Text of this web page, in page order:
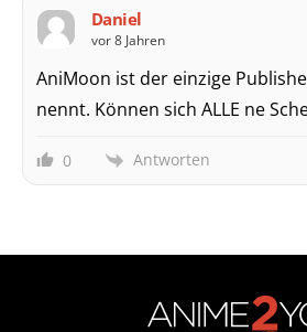
Daniel
vor 8 Jahren
AniMoon ist der einzige
nennt. Können sich ALLE ne
0 Antworten